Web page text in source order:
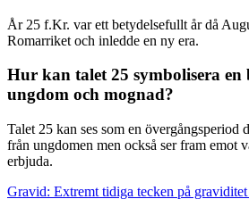
År 25 f.Kr. var ett betydelsefullt år då
Romarriket och inledde en ny era.
Hur kan talet 25 symbolisera en
ungdom och mognad?
Talet 25 kan ses som en övergångsperiod
från ungdomen men också ser fram emot
erbjuda.
Gravid: Extremt tidiga tecken på